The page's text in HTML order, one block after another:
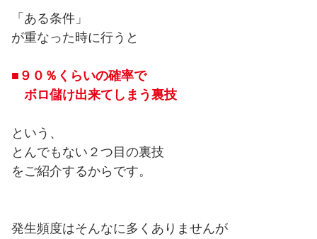
「ある条件」
が重なった時に行うと
■９０％くらいの確率で
ボロ儲け出来てしまう裏技
という、
とんでもない２つ目の裏技
をご紹介するからです。
発生頻度はそんなに多くありませんが